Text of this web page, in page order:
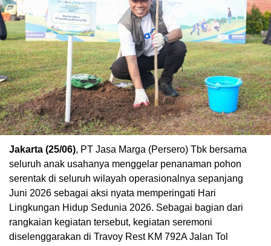
Jakarta (25/06), PT Jasa Marga (Persero) Tbk bersama
seluruh anak usahanya menggelar penanaman pohon
serentak di seluruh wilayah operasionalnya sepanjang
Juni 2026 sebagai aksi nyata memperingati Hari
Lingkungan Hidup Sedunia 2026. Sebagai bagian dari
rangkaian kegiatan tersebut, kegiatan seremoni
diselenggarakan di Travoy Rest KM 792A Jalan Tol